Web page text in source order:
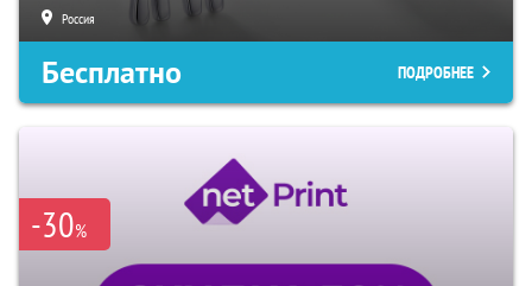
Россия
Бесплатно ПОДРОБНЕЕ
-30%